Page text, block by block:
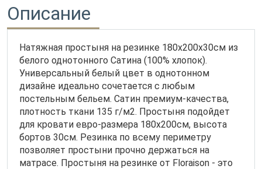
Описание
Натяжная простыня на резинке 180х200х30см из
белого однотонного Сатина (100% хлопок).
Универсальный белый цвет в однотонном
дизайне идеально сочетается с любым
постельным бельем. Сатин премиум-качества,
плотность ткани 135 г/м2. Простыня подойдет
для кровати евро-размера 180х200см, высота
бортов 30см. Резинка по всему периметру
позволяет простыни прочно держаться на
матрасе. Простыня на резинке от Floraison - это